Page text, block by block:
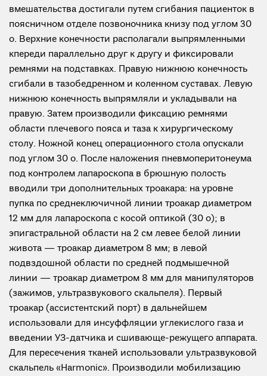
вмешательства достигали путем сгибания пациенток в
поясничном отделе позвоночника книзу под углом 30
o. Верхние конечности располагали выпрямленными
кпереди параллельно друг к другу и фиксировали
ремнями на подставках. Правую нижнюю конечность
сгибали в тазобедренном и коленном суставах. Левую
нижнюю конечность выпрямляли и укладывали на
правую. Затем производили фиксацию ремнями
области плечевого пояса и таза к хирургическому
столу. Ножной конец операционного стола опускали
под углом 30 o. После наложения пневмоперитонеума
под контролем лапароскопа в брюшную полость
вводили три дополнительных троакара: на уровне
пупка по среднеключичной линии троакар диаметром
12 мм для лапароскопа с косой оптикой (30 o); в
эпигастральной области на 2 см левее белой линии
живота — троакар диаметром 8 мм; в левой
подвздошной области по средней подмышечной
линии — троакар диаметром 8 мм для манипуляторов
(зажимов, ультразвукового скальпеля). Первый
троакар (ассистентский порт) в дальнейшем
использовали для инсуффляции углекислого газа и
введении УЗ-датчика и сшивающе-режущего аппарата.
Для пересечения тканей использовали ультразвуковой
скальпель «Harmonic». Производили мобилизацию